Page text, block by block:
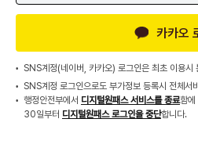
카카오
SNS계정(네이버, 카카오) 로그인은 최초 이용시
SNS계정 로그인으로도 부가정보 등록시 전체서
행정안전부에서 디지털원패스 서비스를 종료함에
30일부터 디지털원패스 로그인을 중단합니다.